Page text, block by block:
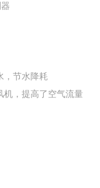
，节水降耗
机，提高了空气流量